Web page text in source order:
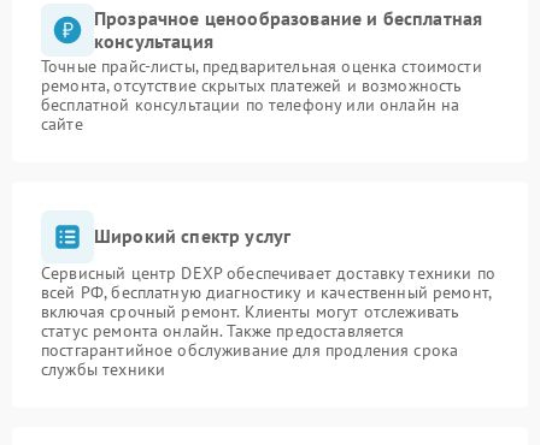
Прозрачное ценообразование и бесплатная
консультация
Точные прайс-листы, предварительная оценка стоимости
ремонта, отсутствие скрытых платежей и возможность
бесплатной консультации по телефону или онлайн на
сайте
Широкий спектр услуг
Сервисный центр DEXP обеспечивает доставку техники по
всей РФ, бесплатную диагностику и качественный ремонт,
включая срочный ремонт. Клиенты могут отслеживать
статус ремонта онлайн. Также предоставляется
постгарантийное обслуживание для продления срока
службы техники